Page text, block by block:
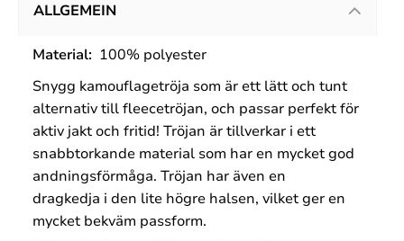
ALLGEMEIN
Material: 100% polyester
Snygg kamouflagetröja som är ett lätt och tunt
alternativ till fleecetröjan, och passar perfekt för
aktiv jakt och fritid! Tröjan är tillverkar i ett
snabbtorkande material som har en mycket god
andningsförmåga. Tröjan har även en
dragkedja i den lite högre halsen, vilket ger en
mycket bekväm passform.